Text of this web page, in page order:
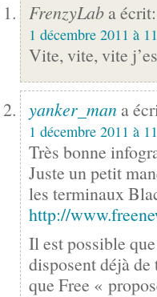
FrenzyLab a écrit:
1 décembre 2011 à
Vite, vite, vite
yanker_man a
1 décembre 2011 à
Très bonne
Juste un petit
les terminaux
http://
Il est possible
disposent déjà
que Free «